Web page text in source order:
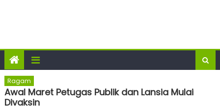
Ragam
Awal Maret Petugas Publik dan Lansia Mulai
Divaksin